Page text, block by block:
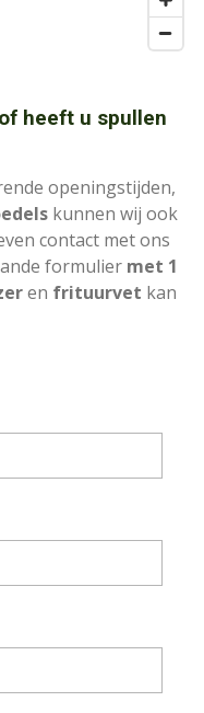
heeft u spullen
openingstijden,
kunnen wij ook
contact met ons
formulier met 1
en frituurvet kan